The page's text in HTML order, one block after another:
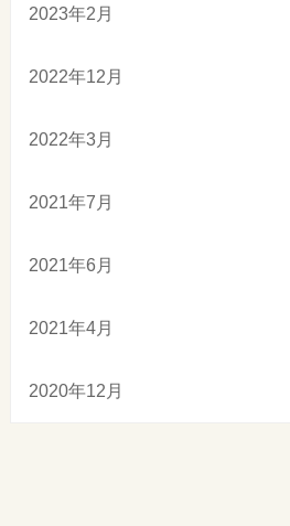
2023年2月
2022年12月
2022年3月
2021年7月
2021年6月
2021年4月
2020年12月